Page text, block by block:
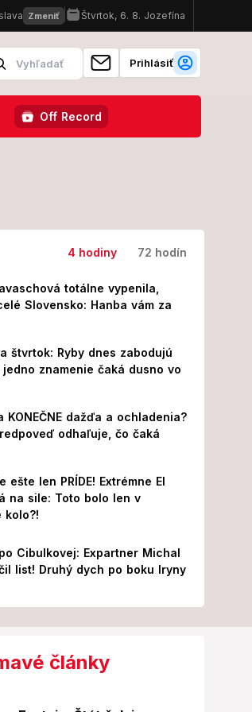
Slovensko nechodí! My sme to pole vyprázdnili
Prihlásiť
Off Record
4 hodiny 72 hodín
totálne vypenila,
Slovensko: Hanba vám za
štvrtok: Ryby dnes zabodujú
znamenie čaká dusno vo
KONEČNE dažďa a ochladenia?
odhaľuje, čo čaká
ešte len PRÍDE! Extrémne El
na sile: Toto bolo len v
kolo?!
Cibulkovej: Expartner Michal
list! Druhý dych po boku Iryny
články